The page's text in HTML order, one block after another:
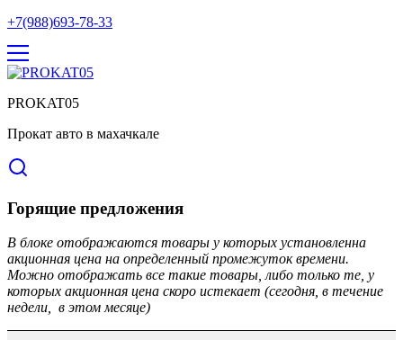
+7(988)693-78-33
PROKAT05
Прокат авто в махачкале
Горящие предложения
В блоке отображаются товары у которых установленна
акционная цена на определенный промежуток времени.
Можно отображать все такие товары, либо только те, у
которых акционная цена скоро истекает (сегодня, в течение
недели, в этом месяце)